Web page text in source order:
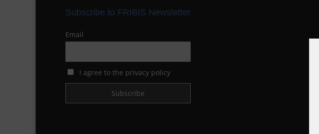
Subscribe to FRIBIS Newsletter
Email
I agree to the privacy policy